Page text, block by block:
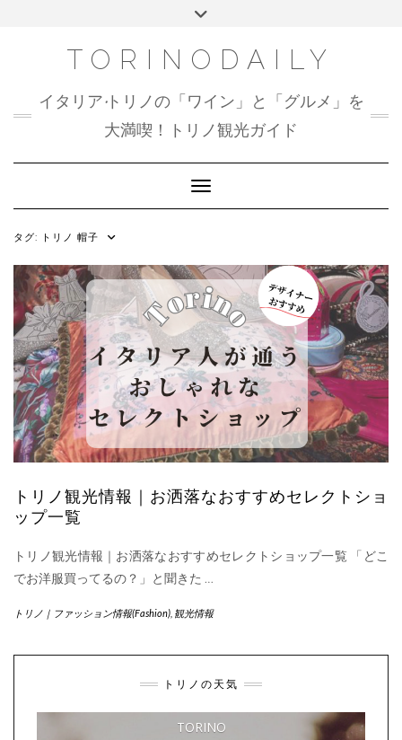
Toggle
TORINODAILY
イタリア•トリノの「ワイン」と「グルメ」を
大満喫！トリノ観光ガイド
Toggle Navigation
タグ: トリノ 帽子
トリノ観光情報｜お洒落なおすすめセレクトショ
ップ一覧
トリノ観光情報｜お洒落なおすすめセレクトショップ一覧 「どこ
でお洋服買ってるの？」と聞きた …
トリノ｜ファッション情報(Fashion) 観光情報
トリノの天気
TORINO